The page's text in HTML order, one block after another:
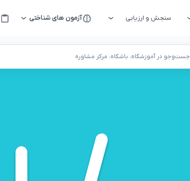
سنجش و ارزیابی آزمون های شناختی
جست‌وجو در آموزشگاه، باشگاه، مرکز مشاوره